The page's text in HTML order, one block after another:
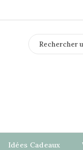
Idées Cadeaux